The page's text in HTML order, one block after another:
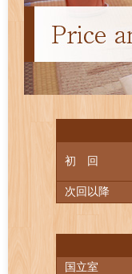
初 回
次回以降
国立室